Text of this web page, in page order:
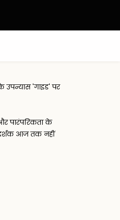
उपन्यास 'गाइड' पर
पारंपरिकता के
दर्शक आज तक नहीं